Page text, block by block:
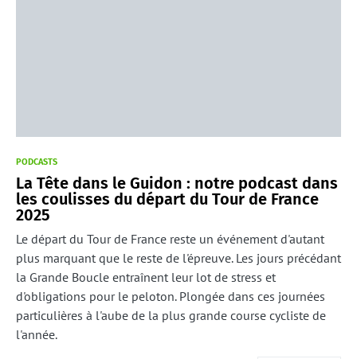
PODCASTS
La Tête dans le Guidon : notre podcast dans
les coulisses du départ du Tour de France
2025
Le départ du Tour de France reste un événement d'autant
plus marquant que le reste de l'épreuve. Les jours précédant
la Grande Boucle entraînent leur lot de stress et
d'obligations pour le peloton. Plongée dans ces journées
particulières à l'aube de la plus grande course cycliste de
l'année.